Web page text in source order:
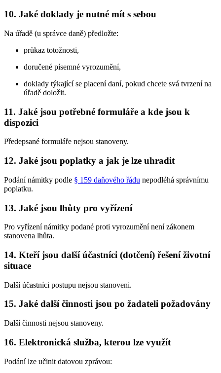
10. Jaké doklady je nutné mít s sebou
Na úřadě (u správce daně) předložte:
průkaz totožnosti,
doručené písemné vyrozumění,
doklady týkající se placení daní, pokud chcete svá tvrzení na
úřadě doložit.
11. Jaké jsou potřebné formuláře a kde jsou k
dispozici
Předepsané formuláře nejsou stanoveny.
12. Jaké jsou poplatky a jak je lze uhradit
Podání námitky podle § 159 daňového řádu nepodléhá správnímu
poplatku.
13. Jaké jsou lhůty pro vyřízení
Pro vyřízení námitky podané proti vyrozumění není zákonem
stanovena lhůta.
14. Kteří jsou další účastníci (dotčení) řešení životní
situace
Další účastníci postupu nejsou stanoveni.
15. Jaké další činnosti jsou po žadateli požadovány
Další činnosti nejsou stanoveny.
16. Elektronická služba, kterou lze využít
Podání lze učinit datovou zprávou: